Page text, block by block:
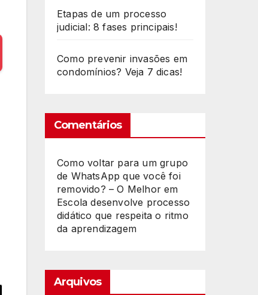
Etapas de um processo
judicial: 8 fases principais!
Como prevenir invasões em
condomínios? Veja 7 dicas!
Comentários
Como voltar para um grupo
de WhatsApp que você foi
removido? – O Melhor em
Escola desenvolve processo
didático que respeita o ritmo
da aprendizagem
Arquivos